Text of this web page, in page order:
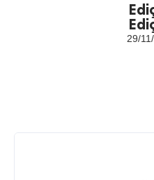
29/